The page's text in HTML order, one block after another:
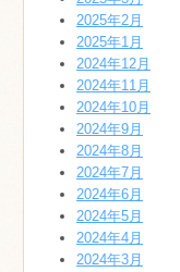
2025年2月
2025年1月
2024年12月
2024年11月
2024年10月
2024年9月
2024年8月
2024年7月
2024年6月
2024年5月
2024年4月
2024年3月